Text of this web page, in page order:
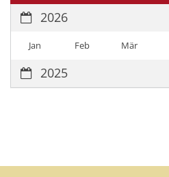
2026
Jan Feb Mär
2025